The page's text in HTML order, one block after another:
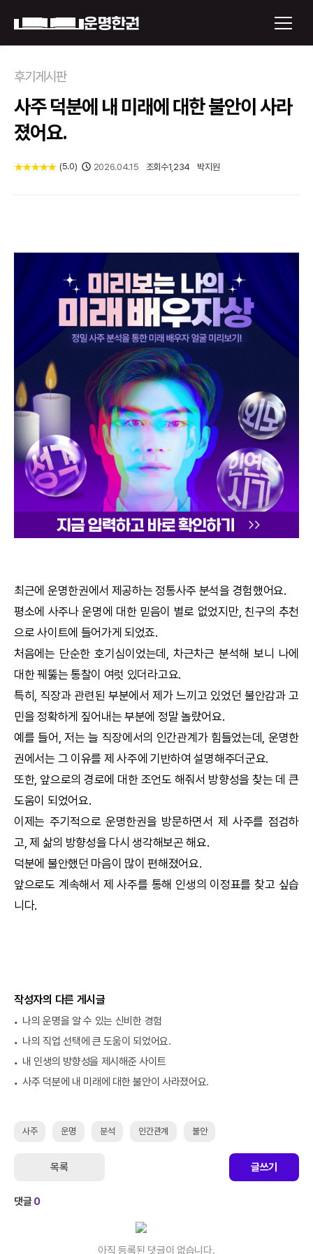
운명한권 보기
오늘의 운세
궁합
택일
작명
꿈해몽
수리사주
운세구독
문의사항
후기게시판
사주 덕분에 내 미래에 대한 불안이 사라
졌어요.
★★★★★ (5.0) 2026.04.15 조회수1,234 박지원
최근에 운명한권에서 제공하는정통사주 분석을 경험했어요.
평소에 사주나 운명에 대한 믿음이 별로 없었지만, 친구의 추천
으로 사이트에 들어가게 되었죠.
처음에는 단순한 호기심이었는데, 차근차근 분석해 보니 나에
대한 꿰뚫는 통찰이 여럿 있더라고요.
특히, 직장과 관련된 부분에서 제가 느끼고 있었던 불안감과 고
민을 정확하게 짚어내는 부분에 정말 놀랐어요.
예를 들어, 저는 늘 직장에서의 인간관계가 힘들었는데, 운명한
권에서는 그 이유를 제 사주에 기반하여 설명해주더군요.
또한, 앞으로의 경로에 대한 조언도 해줘서 방향성을 찾는 데 큰
도움이 되었어요.
이제는 주기적으로운명한권을 방문하면서 제 사주를 점검하
고, 제 삶의 방향성을 다시 생각해보곤 해요.
덕분에 불안했던 마음이 많이 편해졌어요.
앞으로도 계속해서 제 사주를 통해 인생의 이정표를 찾고 싶습
니다.
작성자의 다른 게시글
나의 운명을 알 수 있는 신비한 경험
나의 직업 선택에 큰 도움이 되었어요.
내 인생의 방향성을 제시해준 사이트
사주 덕분에 내 미래에 대한 불안이 사라졌어요.
사주 운명 분석 인간관계 불안
목록 글쓰기
댓글0
아직 등록된 댓글이 없습니다.